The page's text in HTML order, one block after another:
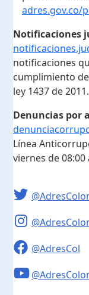
adres.gov.co/
Notificaciones
notificaciones
cumplimiento
ley 1437 de 2011.
Denuncias por
Línea
viernes de 08:00
@AdresCol